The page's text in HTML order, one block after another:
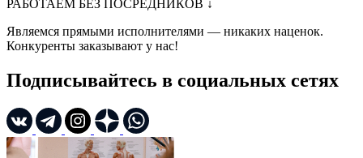
РАБОТАЕМ БЕЗ ПОСРЕДНИКОВ ↓
Являемся прямыми исполнителями — никаких наценок.
Конкуренты заказывают у нас!
Подписывайтесь в социальных сетях